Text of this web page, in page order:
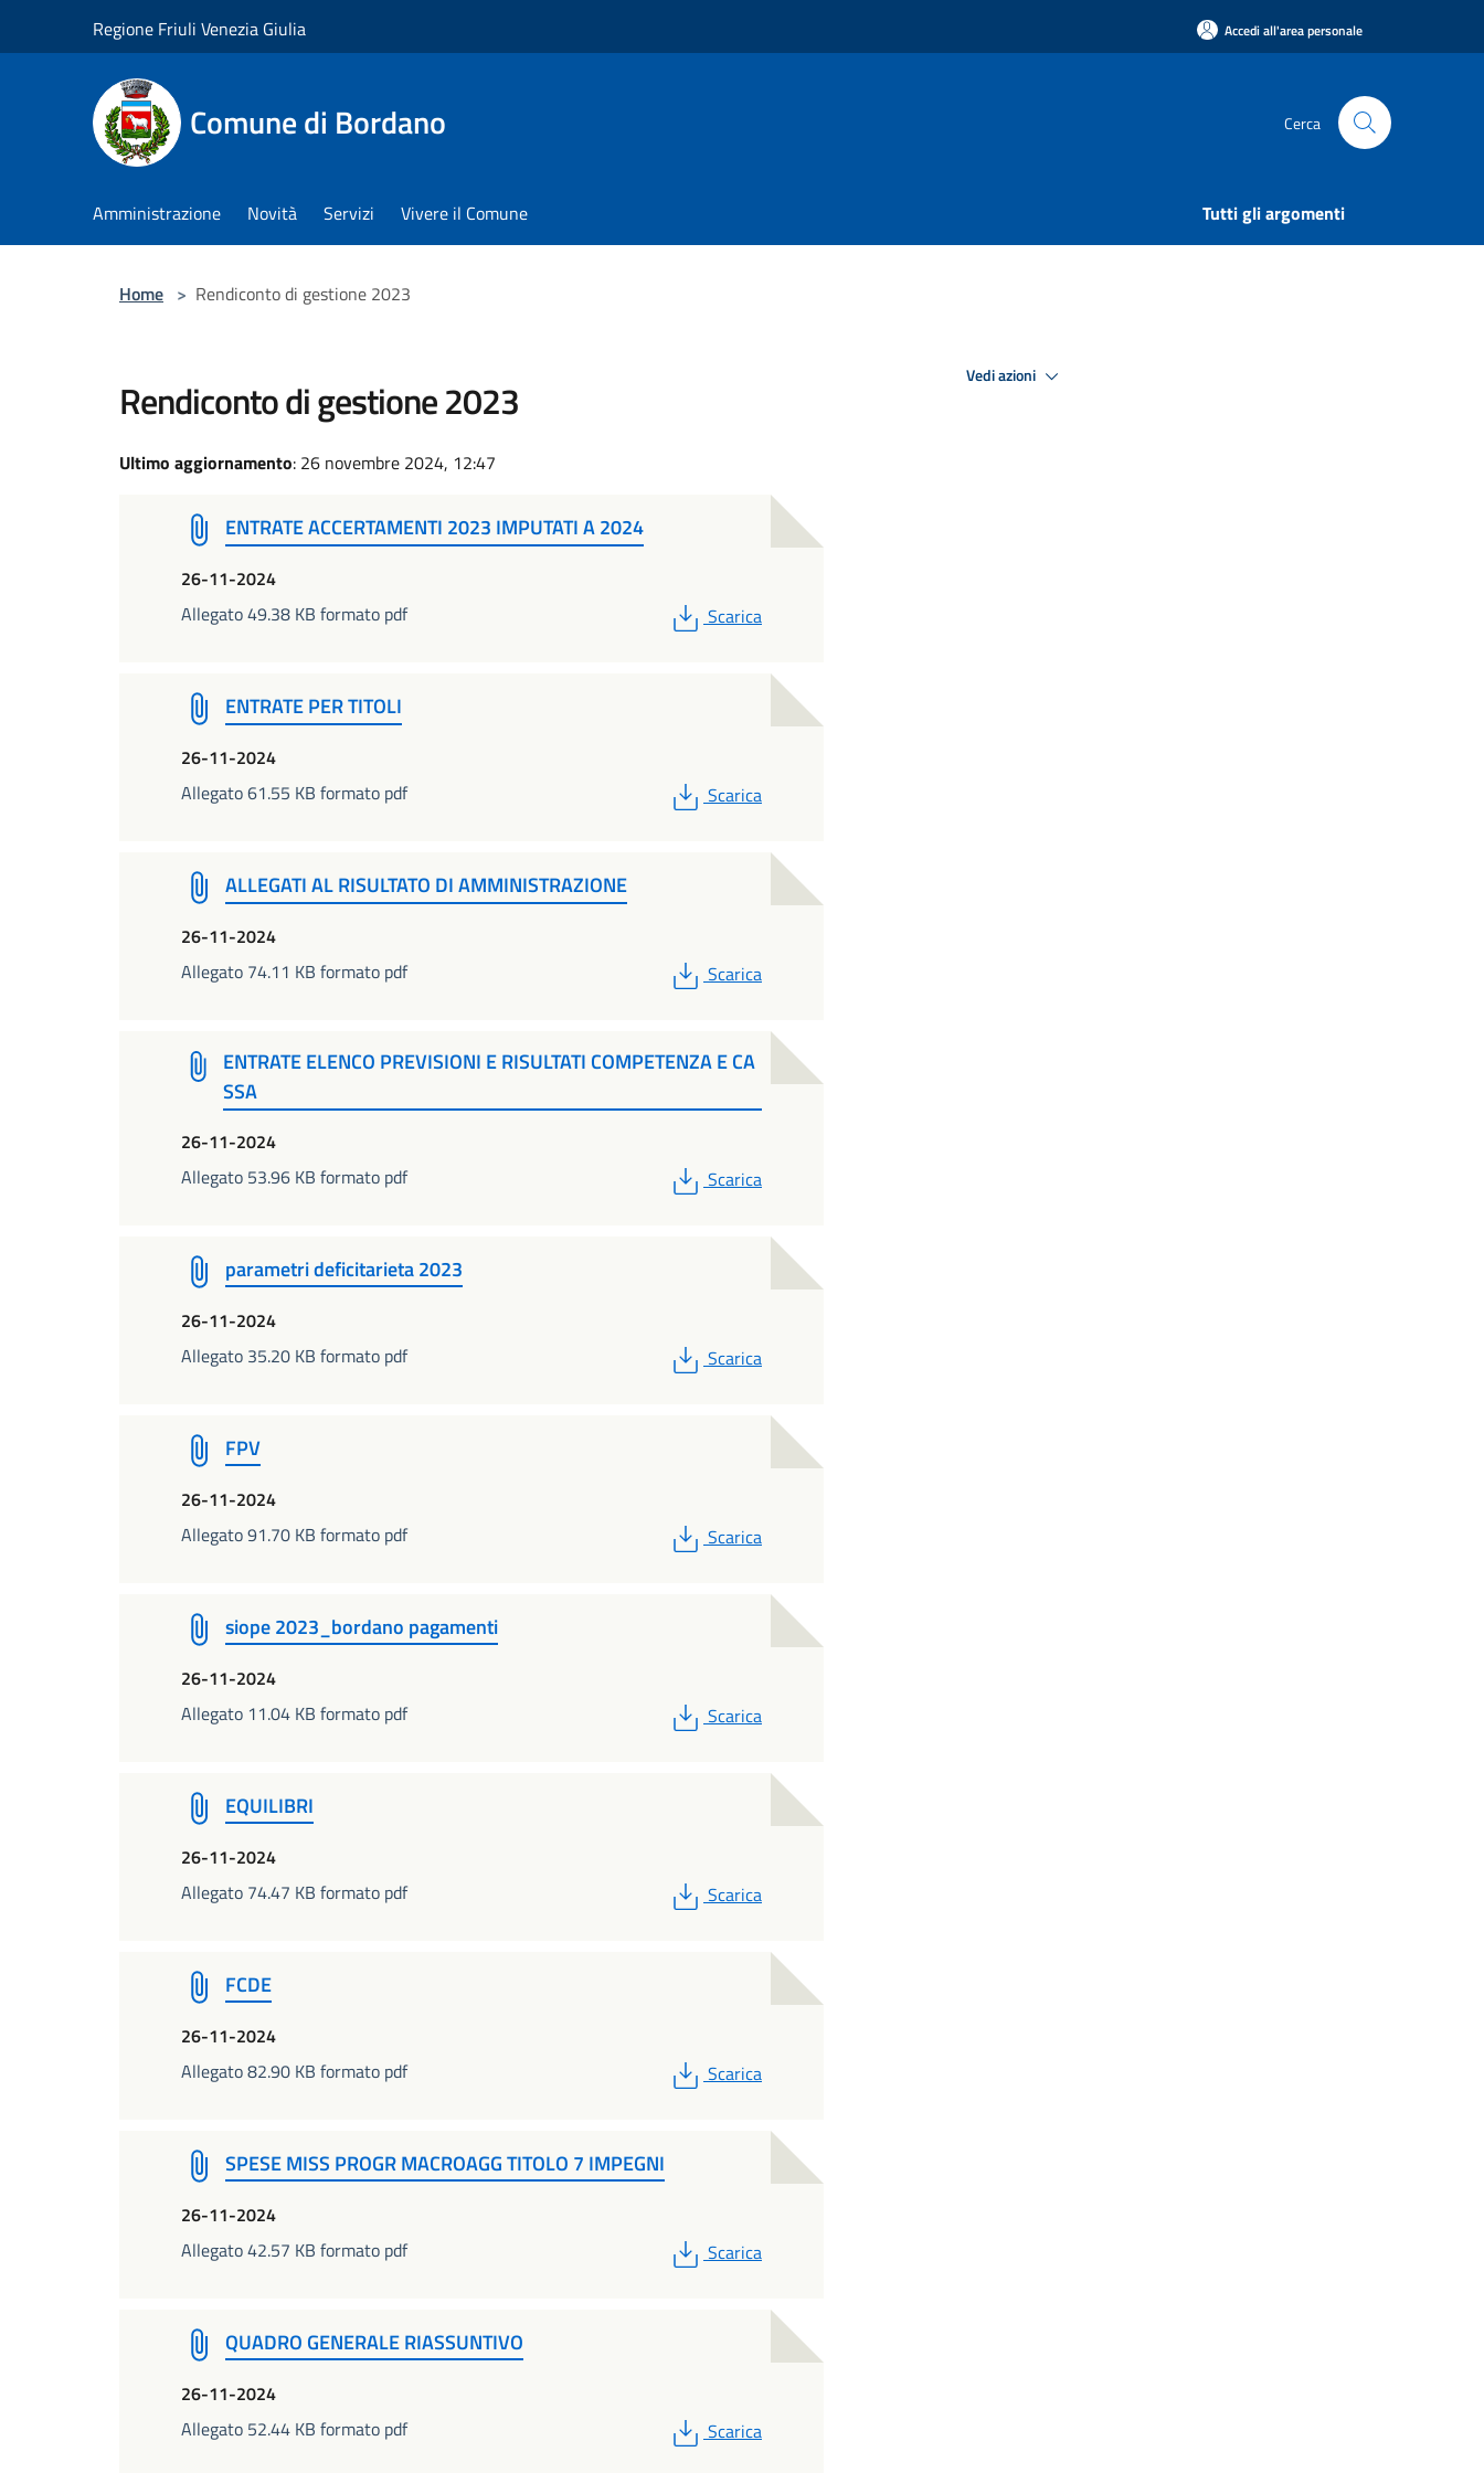
Regione Friuli Venezia Giulia Accedi all'area personale
Comune di Bordano Cerca
Amministrazione Novità Servizi Vivere il Comune Tutti gli argomenti
Home > Rendiconto di gestione 2023
Rendiconto di gestione 2023
Ultimo aggiornamento: 26 novembre 2024, 12:47
ENTRATE ACCERTAMENTI 2023 IMPUTATI A 2024
26-11-2024
Allegato 49.38 KB formato pdf
PDF
Scarica
ENTRATE PER TITOLI
26-11-2024
Allegato 61.55 KB formato pdf
PDF
Scarica
ALLEGATI AL RISULTATO DI AMMINISTRAZIONE
26-11-2024
Allegato 74.11 KB formato pdf
PDF
Scarica
ENTRATE ELENCO PREVISIONI E RISULTATI COMPETENZA E CA
SSA
26-11-2024
Allegato 53.96 KB formato pdf
PDF
Scarica
parametri deficitarieta 2023
26-11-2024
Allegato 35.20 KB formato pdf
PDF
Scarica
FPV
26-11-2024
Allegato 91.70 KB formato pdf
PDF
Scarica
siope 2023_bordano pagamenti
26-11-2024
Allegato 11.04 KB formato pdf
PDF
Scarica
EQUILIBRI
26-11-2024
Allegato 74.47 KB formato pdf
PDF
Scarica
FCDE
26-11-2024
Allegato 82.90 KB formato pdf
PDF
Scarica
SPESE MISS PROGR MACROAGG TITOLO 7 IMPEGNI
26-11-2024
Allegato 42.57 KB formato pdf
PDF
Scarica
QUADRO GENERALE RIASSUNTIVO
26-11-2024
Allegato 52.44 KB formato pdf
PDF
Scarica
Vedi azioni